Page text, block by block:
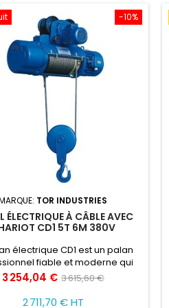
-10%
TOR INDUSTRIES
ÉLECTRIQUE À CÂBLE AVEC
CD1 5T 6M 380V
électrique CD1 est un palan
fiable et moderne qui
un câble métallique pour
des charges. Caractéristiques
Capacité : 5 T Hauteur de
Prix
3 254,04 € Prix
3 615,60 €
2 711,70 € HT